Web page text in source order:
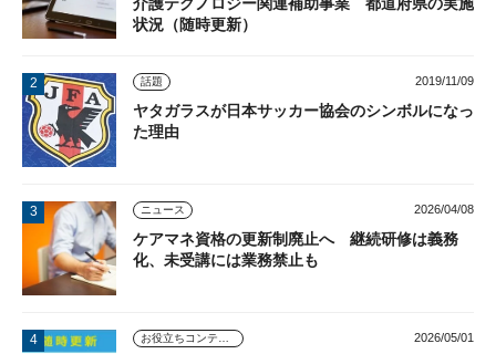
状況（随時更新）
話題 2019/11/09
ヤタガラスが日本サッカー協会のシンボルになっ
た理由
ニュース 2026/04/08
ケアマネ資格の更新制廃止へ 継続研修は義務
化、未受講には業務禁止も
2026/05/01